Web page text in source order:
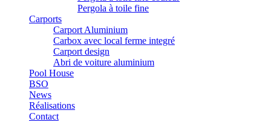
Pergola à toile fine
Carports
Carport Aluminium
Carbox avec local ferme integré
Carport design
Abri de voiture aluminium
Pool House
BSO
News
Réalisations
Contact